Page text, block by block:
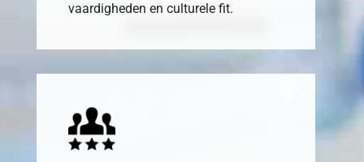
vaardigheden en culturele fit.